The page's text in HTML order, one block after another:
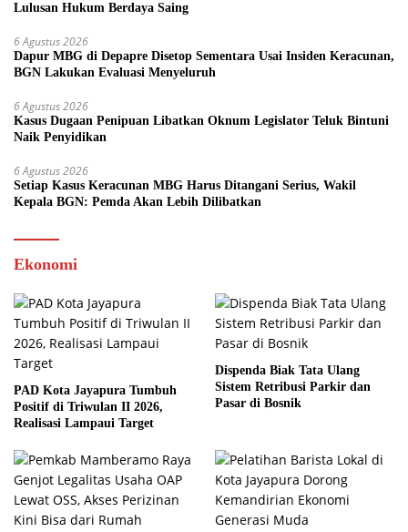
Lulusan Hukum Berdaya Saing
6 Agustus 2026
Dapur MBG di Depapre Disetop Sementara Usai Insiden Keracunan,
BGN Lakukan Evaluasi Menyeluruh
6 Agustus 2026
Kasus Dugaan Penipuan Libatkan Oknum Legislator Teluk Bintuni
Naik Penyidikan
6 Agustus 2026
Setiap Kasus Keracunan MBG Harus Ditangani Serius, Wakil
Kepala BGN: Pemda Akan Lebih Dilibatkan
Ekonomi
PAD Kota Jayapura Tumbuh
Positif di Triwulan II 2026,
Realisasi Lampaui Target
Dispenda Biak Tata Ulang
Sistem Retribusi Parkir dan
Pasar di Bosnik